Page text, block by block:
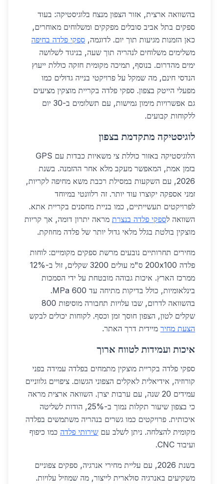
בהשוואה ארצית, אזור הצפון מנצח בלוגיסטיקה: בעוד
ספקים בתל אביב סובלים מפקקים ומשלוחים מאוחרים,
כאן הזמנות מגיעות תוך יום. לדוגמה, ספקי פלדה בחיפה
משלימים משלוחים לנהריה תוך שעה, בניגוד לשלושה
ימים מהדרום. בנוסף, תמיכה מקומית חזקה כוללת ייעוץ
הנדסי חינם, מה שמקל על פרויקטי בנייה גדולים כמו
מפעלי הייטק בצפון. ספקי פלדה בקריית מוצקין מציעים
גם אפשרויות מימון גמישות, עם תשלומים ב-30 יום
ללקוחות קבועים.
לוגיסטיקה מתקדמת בצפון
הלוגיסטיקה באזור כוללת צי משאיות כבדות עם GPS
בזמן אמת, המאפשר מעקב מלא אחר ההזמנה. בשנת
2026, עם השקעות במסילת רכבת משא מחיפה לקריות,
זמני אספקה יקוצרו עוד יותר. זה רלוונטי במיוחד
לפרויקטים תעשייתיים, כמו בניית מחסנים בקריית אתא.
השוואה לספקי פלדה בנצרת מראה יתרון דומה, אך קריות
מוצקין בולטת בגלל מלאי גדול יותר של פלדה מחוזקת.
מחירים תחרותיים נובעים מרשת ספקים מקומיים: לוחות
פלדה 200x100 ס"מ עולים 3200 שקלים, זול ב-12%
ממרכז הארץ. איכות גבוהה מובטחת על ידי הסמכות
בינלאומיות, כולל בדיקות מתיחה עד 600 MPa.
בהשוואה לדרום, שבו עלויות תחבורה מוסיפות 800
שקלים לטון, הצפון חוסך זמן וכסף. לקוחות יכולים לבקש
הצעת מחיר מיידית דרך האתר.
איכות ועמידות לטווח ארוך
ספקי פלדה בקריית מוצקין מתמחים בפלדה עמידה בפני
קורוזיה, אידיאלית לאקלים הצפוני הגשום. ציפויים גלווניים
עמידים 20 שנה, עם ערבות יצרן. השוואה ארצית מראה
כי בצפון שיעור תקלות נמוך ב-25%, הודות לשליטה
איכותית. פרויקטים כמו גשרים בנהריה משתמשים בפלדה
מקומית להצלחה. ניתן לשלב עם שירותי פלדה כמו כיפוף
ועיבוד CNC.
בשנת 2026, עם עליית מחירי אנרגיה, ספקים צפוניים
משקיעים באנרגיה סולארית לייצור, מה שמוזיל עלויות.